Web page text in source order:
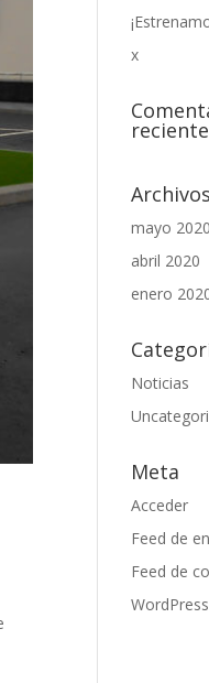
x
Archivos
mayo 2020
abril 2020
enero
Noticias
Meta
Acceder
Feed de
Feed de